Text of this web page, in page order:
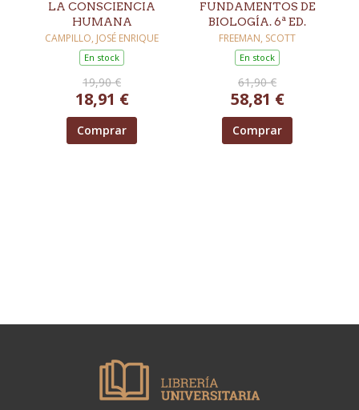
LA CONSCIENCIA
HUMANA
CAMPILLO, JOSÉ ENRIQUE
En stock
19,90 €
18,91 €
Comprar
FUNDAMENTOS DE
BIOLOGÍA. 6ª ED.
FREEMAN, SCOTT
En stock
61,90 €
58,81 €
Comprar